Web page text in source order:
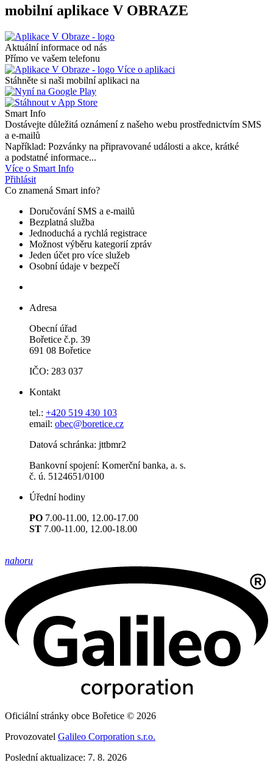
mobilní aplikace V OBRAZE
Aktuální informace od nás
Přímo ve vašem telefonu
Více o aplikaci
Stáhněte si naši mobilní aplikaci na
Smart Info
Dostávejte důležitá oznámení z našeho webu prostřednictvím SMS
a e-mailů
Například: Pozvánky na připravované události a akce, krátké
a podstatné informace...
Více o Smart Info
Přihlásit
Co znamená Smart info?
Doručování SMS a e-mailů
Bezplatná služba
Jednoduchá a rychlá registrace
Možnost výběru kategorií zpráv
Jeden účet pro více služeb
Osobní údaje v bezpečí
Adresa
Obecní úřad
Bořetice č.p. 39
691 08 Bořetice
IČO: 283 037
Kontakt
tel.: +420 519 430 103
email: obec@boretice.cz
Datová schránka: jttbmr2
Bankovní spojení: Komerční banka, a. s.
č. ú. 5124651/0100
Úřední hodiny
PO 7.00-11.00, 12.00-17.00
ST 7.00-11.00, 12.00-18.00
nahoru
Oficiální stránky obce Bořetice © 2026
Provozovatel Galileo Corporation s.r.o.
Poslední aktualizace: 7. 8. 2026